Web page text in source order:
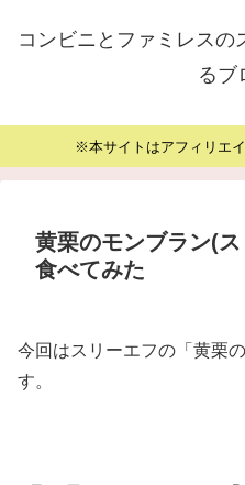
コンビニとファミレスの
るブ
※本サイトはアフィリエ
黄栗のモンブラン(
食べてみた
今回はスリーエフの「黄栗
す。